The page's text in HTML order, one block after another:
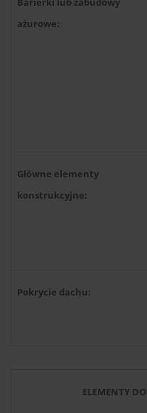
ażurowe:
Główne elementy
konstrukcyjne:
Pokrycie dachu:
ELEMENTY